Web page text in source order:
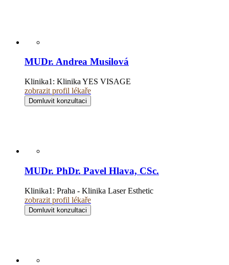
MUDr. Andrea Musilová
Klinika1: Klinika YES VISAGE
zobrazit profil lékaře
Domluvit konzultaci
MUDr. PhDr. Pavel Hlava, CSc.
Klinika1: Praha - Klinika Laser Esthetic
zobrazit profil lékaře
Domluvit konzultaci